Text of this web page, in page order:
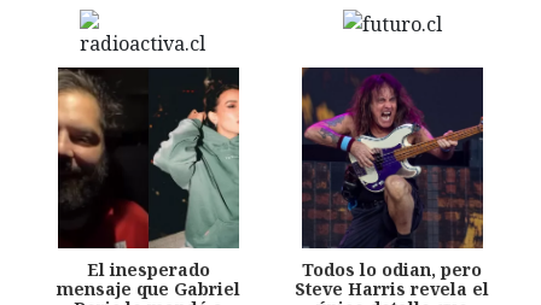
El inesperado
mensaje que Gabriel
Todos lo odian, pero
Steve Harris revela el